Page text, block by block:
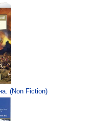
(Non Fiction)